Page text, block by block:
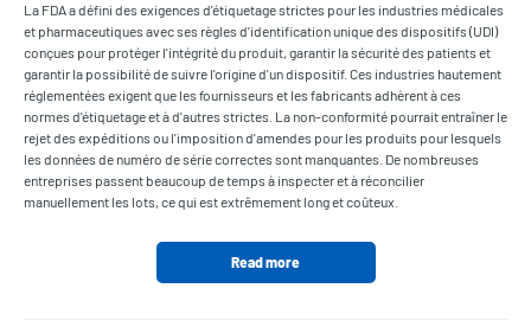
La FDA a défini des exigences d'étiquetage strictes pour les industries médicales
et pharmaceutiques avec ses règles d'identification unique des dispositifs (UDI)
conçues pour protéger l'intégrité du produit, garantir la sécurité des patients et
garantir la possibilité de suivre l'origine d'un dispositif. Ces industries hautement
réglementées exigent que les fournisseurs et les fabricants adhèrent à ces
normes d'étiquetage et à d'autres strictes. La non-conformité pourrait entraîner le
rejet des expéditions ou l'imposition d'amendes pour les produits pour lesquels
les données de numéro de série correctes sont manquantes. De nombreuses
entreprises passent beaucoup de temps à inspecter et à réconcilier
manuellement les lots, ce qui est extrêmement long et coûteux.
Read more